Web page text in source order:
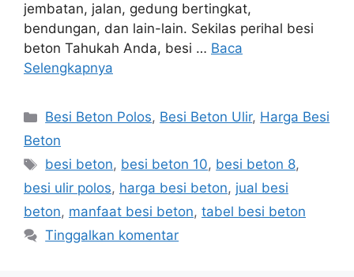
jembatan, jalan, gedung bertingkat,
bendungan, dan lain-lain. Sekilas perihal besi
beton Tahukah Anda, besi … Baca
Selengkapnya
Kategori
Besi Beton Polos, Besi Beton Ulir, Harga Besi
Beton
Tag
besi beton, besi beton 10, besi beton 8,
besi ulir polos, harga besi beton, jual besi
beton, manfaat besi beton, tabel besi beton
Tinggalkan komentar